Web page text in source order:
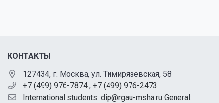
КОНТАКТЫ
127434, г. Москва, ул. Тимирязевская, 58
+7 (499) 976-7874 , +7 (499) 976-2473
International students: dip@rgau-msha.ru General: